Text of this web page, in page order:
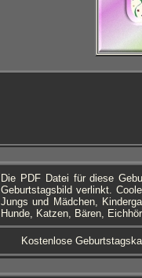
Die PDF Datei für diese
Geburtstagsbild verlinkt.
Jungs und Mädchen,
Hunde, Katzen, Bären,
Kostenlose